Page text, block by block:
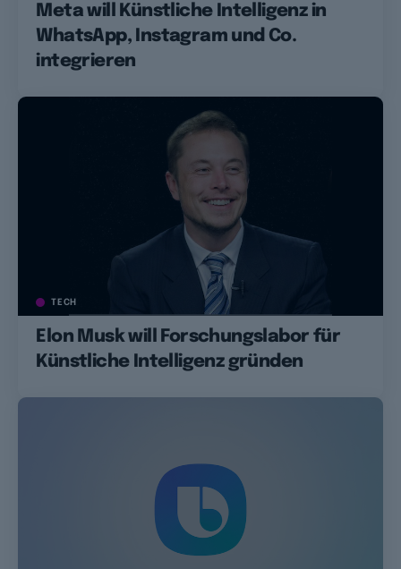
Meta will Künstliche Intelligenz in
WhatsApp, Instagram und Co.
integrieren
TECH
Elon Musk will Forschungslabor für
Künstliche Intelligenz gründen